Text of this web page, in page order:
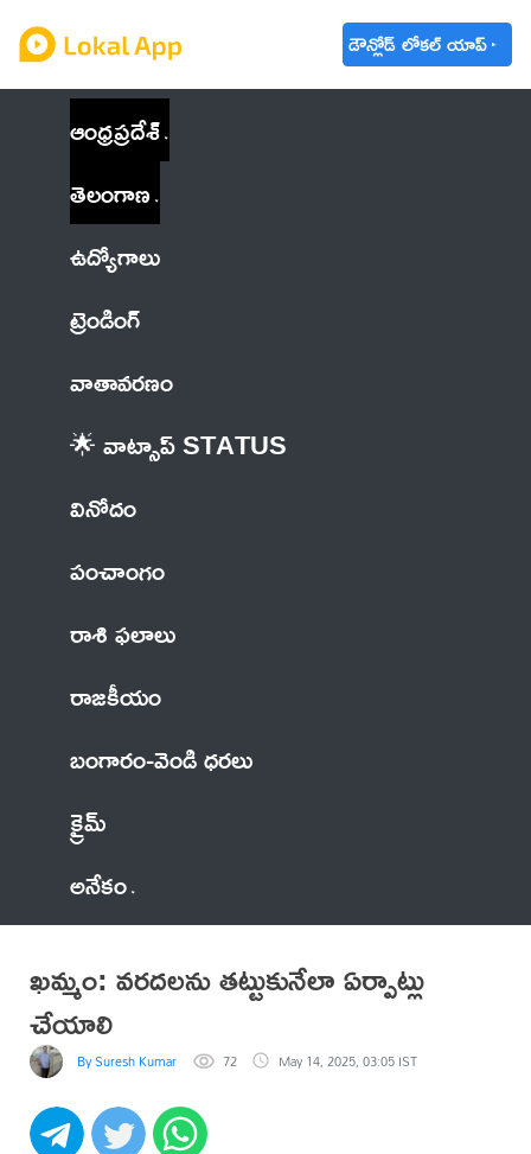
డౌన్లోడ్ లోకల్ యాప్
ఆంధ్రప్రదేశ్
తెలంగాణ
ఉద్యోగాలు
ట్రెండింగ్
వాతావరణం
🌟 వాట్సాప్ STATUS
వినోదం
పంచాంగం
రాశి ఫలాలు
రాజకీయం
బంగారం-వెండి ధరలు
క్రైమ్
అనేకం
ఖమ్మం: వరదలను తట్టుకునేలా ఏర్పాట్లు
చేయాలి
By Suresh Kumar 72 May 14, 2025, 03:05 IST